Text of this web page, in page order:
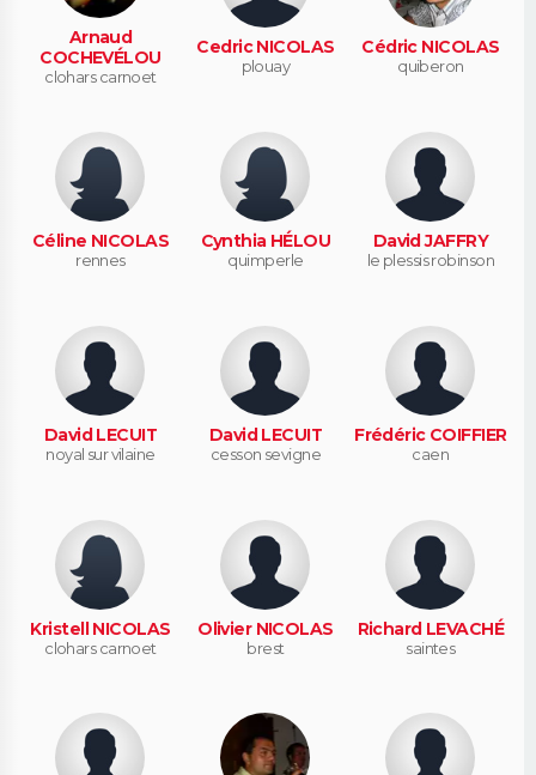
Arnaud
COCHEVÉLOU
clohars carnoet
Cedric NICOLAS
plouay
Cédric NICOLAS
quiberon
Céline NICOLAS
rennes
Cynthia HÉLOU
quimperle
David JAFFRY
le plessis robinson
David LECUIT
noyal sur vilaine
David LECUIT
cesson sevigne
Frédéric COIFFIER
caen
Kristell NICOLAS
clohars carnoet
Olivier NICOLAS
brest
Richard LEVACHÉ
saintes